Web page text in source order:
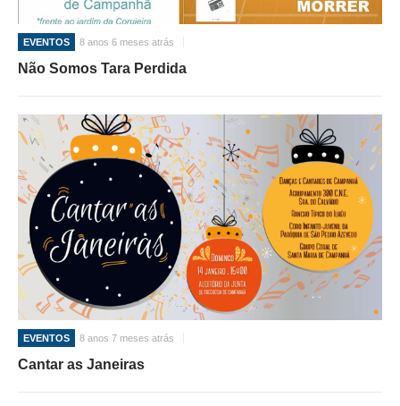
EVENTOS 8 anos 6 meses atrás
Não Somos Tara Perdida
EVENTOS 8 anos 7 meses atrás
Cantar as Janeiras